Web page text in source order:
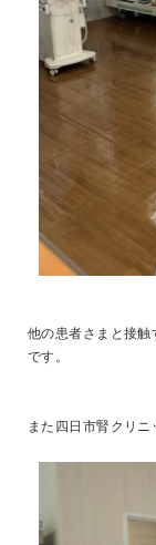
他の患者さまと接
です。
また四日市腎クリニ